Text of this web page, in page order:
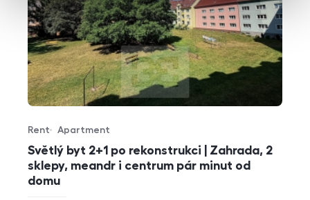
Světlý byt 2+1 po rekonstrukci | Zahrada, 2
sklepy, meandr i centrum pár minut od
domu
Offer type
Rent
Property type
Apartment